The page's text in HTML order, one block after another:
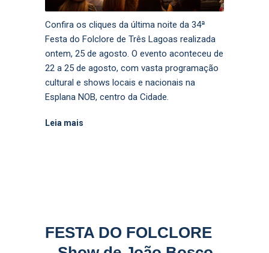
Confira os cliques da última noite da 34ª
Festa do Folclore de Três Lagoas realizada
ontem, 25 de agosto. O evento aconteceu de
22 a 25 de agosto, com vasta programação
cultural e shows locais e nacionais na
Esplana NOB, centro da Cidade.
Leia mais
FESTA DO FOLCLORE